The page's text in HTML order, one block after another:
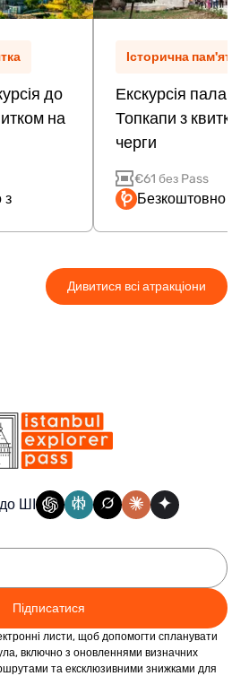
Дивитися всі атракціони
до
на
з
Історична пам'ятка
Екскурсія
Топкапи з
черги
€61 без Pass
Безкоштовно з
ШІ
Підписатися
листи, щоб допомогти спланувати
включно з оновленнями визначних
та ексклюзивними знижками для